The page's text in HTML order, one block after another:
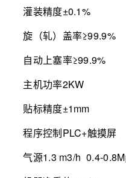
灌装精度±0.1%
旋（轧）盖率≥99.9%
自动上塞率≥99.9%
主机功率2KW
贴标精度±1mm
程序控制PLC+触摸屏
气源1.3 m3/h 0.4-